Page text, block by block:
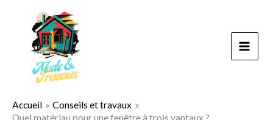
Accueil
Conseils et travaux
Quel matériau pour une fenêtre à trois vantaux ?